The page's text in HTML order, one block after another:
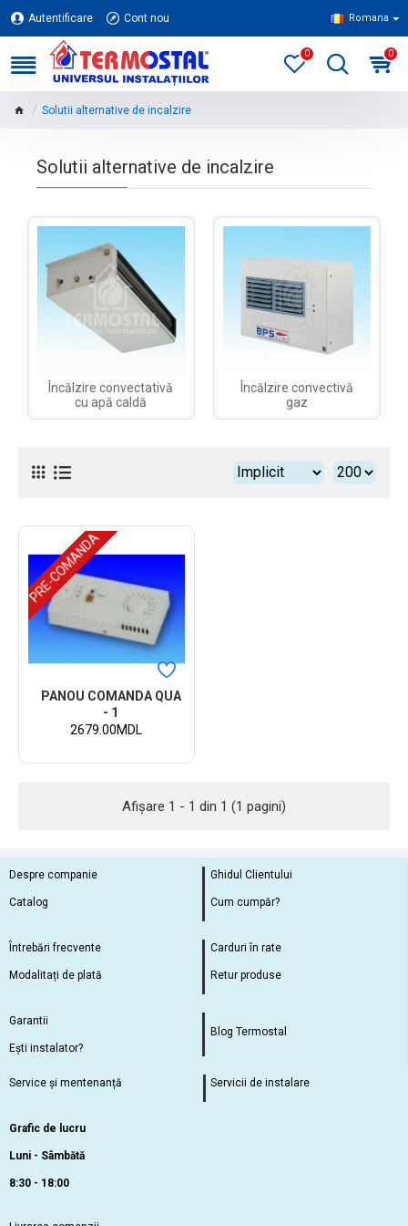
Autentificare Cont nou Romana
0 0
Solutii alternative de incalzire
Solutii alternative de incalzire
Încălzire convectativă
cu apă caldă
Încălzire convectivă
gaz
PRE-COMANDA
PANOU COMANDA QUA
- 1
2679.00MDL
Afişare 1 - 1 din 1 (1 pagini)
Despre companie
Catalog
Ghidul Clientului
Cum cumpăr?
Întrebări frecvente
Modalitați de plată
Carduri în rate
Retur produse
Garantii
Ești instalator?
Blog Termostal
Service și mentenanță Servicii de instalare
Grafic de lucru
Luni - Sâmbătă
8:30 - 18:00